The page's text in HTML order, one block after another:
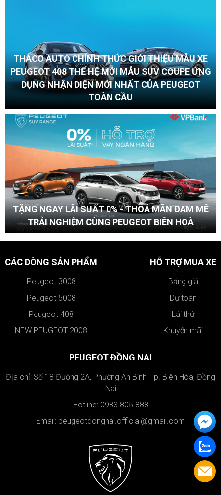
THACO AUTO CHÍNH THỨC GIỚI THIỆU MẪU XE
PEUGEOT 408 THẾ HỆ MỚI MẪU SUV COUPE ỨNG
DỤNG NHẬN DIỆN MỚI NHẤT CỦA PEUGEOT
TOÀN CẦU
TẶNG NGAY LÃI SUẤT 0% - THOẢ MÃN ĐAM MÊ
TRẢI NGHIỆM CÙNG PEUGEOT BIÊN HOÀ
CÁC DÒNG SẢN PHẨM
Peugeot 3008
Peugeot 5008
Peugeot 408
NEW PEUGEOT 2008
HỖ TRỢ MUA XE
Bảng giá
Dự toán
Lái thử
Khuyến mãi
PEUGEOT ĐỒNG NAI
Địa chỉ: Số 18 Đường 2A, Phường An Bình, Tp. Biên Hòa, Đồng
Nai
Hotline: 0933 805 888
Email: peugeotdongnai.official@gmail.com